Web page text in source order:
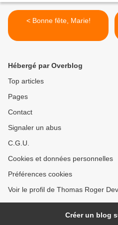
< Bonne fête, Marie!
Hébergé par Overblog
Top articles
Pages
Contact
Signaler un abus
C.G.U.
Cookies et données personnelles
Préférences cookies
Voir le profil de Thomas Roger
Créer un blog